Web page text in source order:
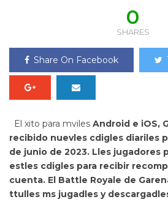
0
SHARES
Share On Facebook
El xito para mviles Android e iOS,
recibido nuevles cdigles diariles
de junio de 2023. Lles jugadores
estles cdigles para recibir
cuenta. El Battle Royale de
ttulles ms jugadles y